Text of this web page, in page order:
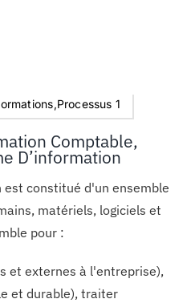
1
Comptable,
D’information
constitué d'un ensemble
matériels, logiciels et
pour :
et externes à l'entreprise),
et durable), traiter